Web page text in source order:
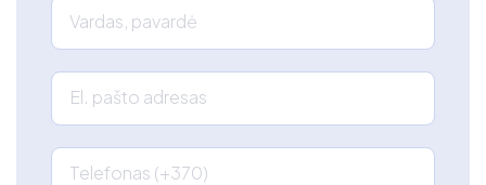
Vardas, pavardė
El. pašto adresas
Telefonas (+370)